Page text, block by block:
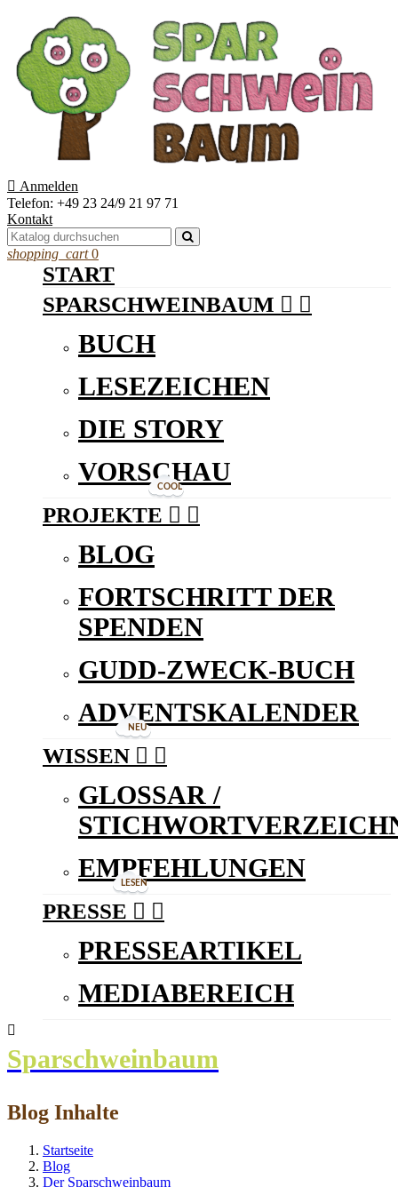
 Anmelden
Telefon: +49 23 24/9 21 97 71
Kontakt
shopping_cart 0
START
SPARSCHWEINBAUM  
BUCH
LESEZEICHEN
DIE STORY
VORSCHAU
PROJEKTE
COOL
 
BLOG
FORTSCHRITT DER
SPENDEN
GUDD-ZWECK-BUCH
ADVENTSKALENDER
WISSEN
NEU
 
GLOSSAR /
EMPFEHLUNGEN
PRESSE
LESEN
 
PRESSEARTIKEL
MEDIABEREICH

Sparschweinbaum
Blog Inhalte
Startseite
Blog
Der Sparschweinbaum